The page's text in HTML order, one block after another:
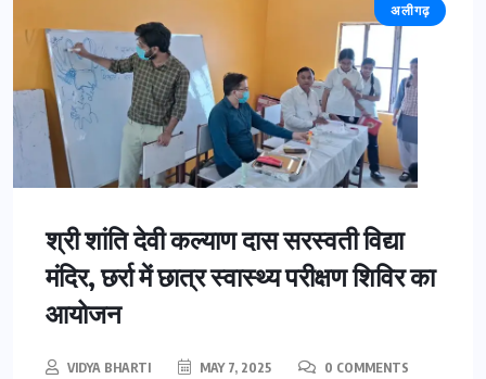
अलीगढ़
श्री शांति देवी कल्याण दास सरस्वती विद्या
मंदिर, छर्रा में छात्र स्वास्थ्य परीक्षण शिविर का
आयोजन
VIDYA BHARTI MAY 7, 2025 0 COMMENTS